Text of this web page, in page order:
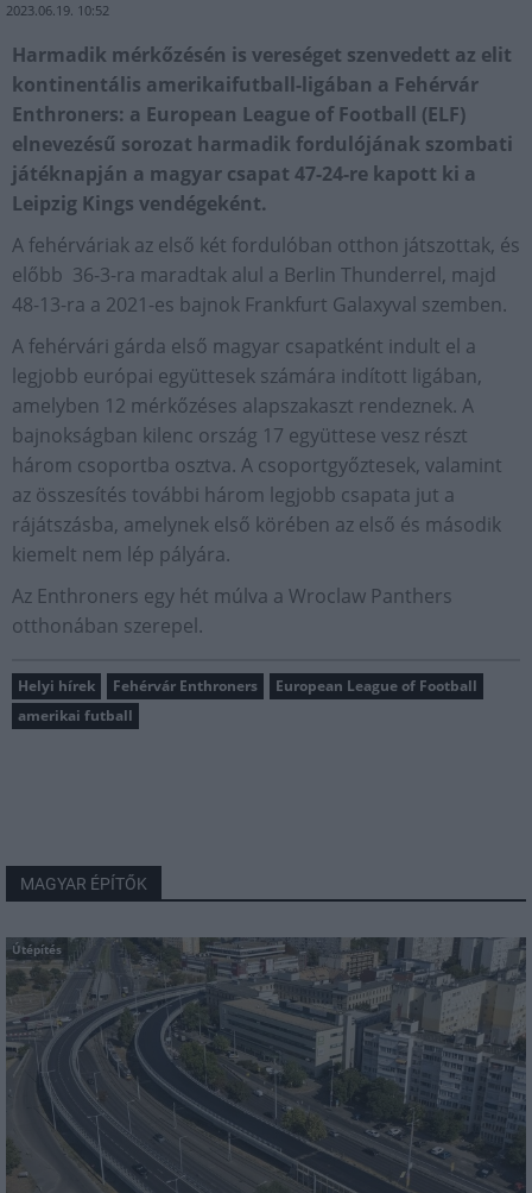
2023.06.19. 10:52
Harmadik mérkőzésén is vereséget szenvedett az elit
kontinentális amerikaifutball-ligában a Fehérvár
Enthroners: a European League of Football (ELF)
elnevezésű sorozat harmadik fordulójának szombati
játéknapján a magyar csapat 47-24-re kapott ki a
Leipzig Kings vendégeként.
A fehérváriak az első két fordulóban otthon játszottak, és
előbb 36-3-ra maradtak alul a Berlin Thunderrel, majd
48-13-ra a 2021-es bajnok Frankfurt Galaxyval szemben.
A fehérvári gárda első magyar csapatként indult el a
legjobb európai együttesek számára indított ligában,
amelyben 12 mérkőzéses alapszakaszt rendeznek. A
bajnokságban kilenc ország 17 együttese vesz részt
három csoportba osztva. A csoportgyőztesek, valamint
az összesítés további három legjobb csapata jut a
rájátszásba, amelynek első körében az első és második
kiemelt nem lép pályára.
Az Enthroners egy hét múlva a Wroclaw Panthers
otthonában szerepel.
Helyi hírek Fehérvár Enthroners
European League of Football
amerikai futball
MAGYAR ÉPÍTŐK
Útépítés